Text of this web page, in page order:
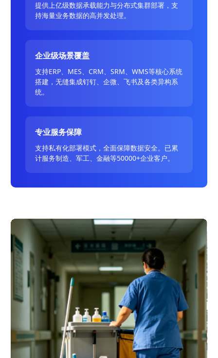
提供上亿级数据承载能力与分布式集群部署，支
持海量业务数据的高并发处理。
企业级场景覆盖
支持ERP、MES、CRM、SRM、WMS等核心系统
搭建，无缝集成钉钉、企微、飞书及各类异构系
统。
专业服务保障
支持私有化部署模式，全面保障数据安全。已累
计服务制造、军工、金融等50000+企业客户。